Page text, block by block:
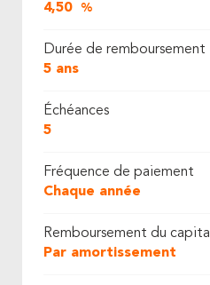
4,50 %
Durée de remboursement
5 ans
Échéances
5
Fréquence de paiement
Chaque année
Remboursement du capital
Par amortissement